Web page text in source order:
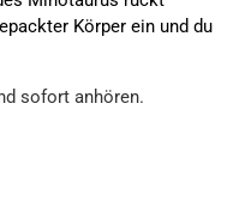
Körper ein und du
sofort anhören.